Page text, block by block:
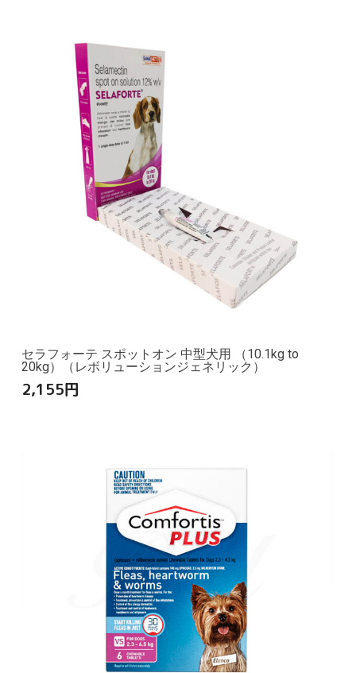
セラフォーテ スポットオン 中型犬用 （10.1kg to
20kg）（レボリューションジェネリック）
2,155円